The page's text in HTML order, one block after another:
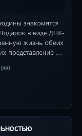
знакомятся
в виде ДНК-
жизнь обеих
представление о